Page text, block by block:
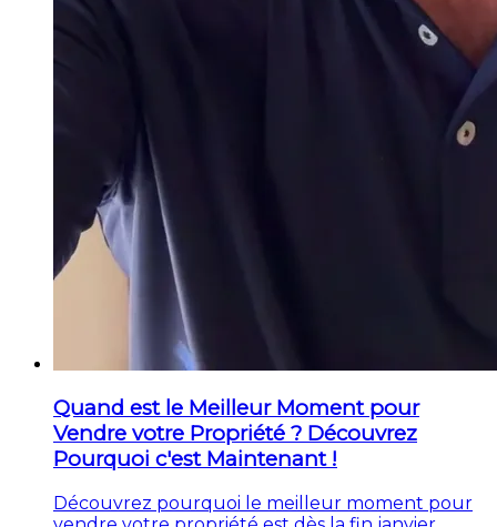
Quand est le Meilleur Moment pour
Vendre votre Propriété ? Découvrez
Pourquoi c'est Maintenant !
Découvrez pourquoi le meilleur moment pour